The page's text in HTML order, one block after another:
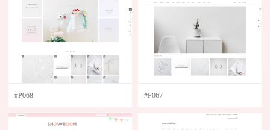
로그인 회원가입
#P068 #P067